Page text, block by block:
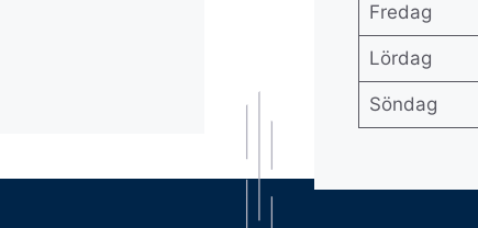
Fredag
Lördag
Söndag